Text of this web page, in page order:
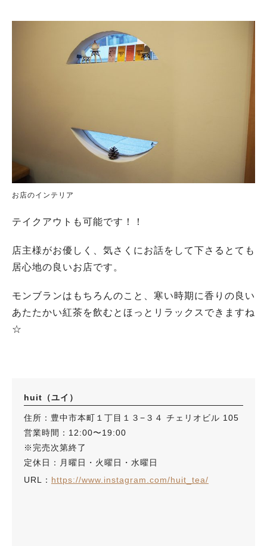
お店のインテリア
テイクアウトも可能です！！
店主様がお優しく、気さくにお話をして下さるとても
居心地の良いお店です。
モンブランはもちろんのこと、寒い時期に香りの良い
あたたかい紅茶を飲むとほっとリラックスできますね
☆
huit（ユイ）
住所：豊中市本町１丁目１３−３４ チェリオビル 105
営業時間：12:00〜19:00
※完売次第終了
定休日：月曜日・火曜日・水曜日
URL： https://www.instagram.com/huit_tea/